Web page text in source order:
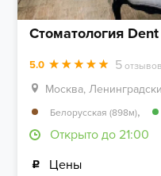
Стоматология
5.0 5 отзывов
Москва,
Белорусская (898м),
Открыто до 21:00
Цены